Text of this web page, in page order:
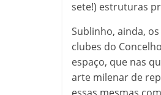
sete!) estruturas
Sublinho, ainda,
clubes do
espaço, que nas
arte milenar de